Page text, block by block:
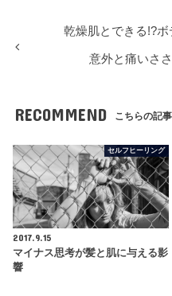
乾燥肌とできる!?
意外と痛いさ
RECOMMEND こちらの記
セルフヒーリング
2017.9.15
マイナス思考が髪と肌に与える影
響